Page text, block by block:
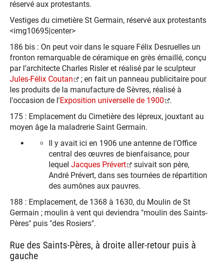
réservé aux protestants.
Vestiges du cimetière St Germain, réservé aux protestants
<img10695|center>
186 bis : On peut voir dans le square Félix Desruelles un
fronton remarquable de céramique en grès émaillé, conçu
par l’architecte Charles Risler et réalisé par le sculpteur
Jules-Félix Coutan
; en fait un panneau publicitaire pour
les produits de la manufacture de Sèvres, réalisé à
l'occasion de l'Exposition universelle de 1900
.
175 : Emplacement du Cimetière des lépreux, jouxtant au
moyen âge la maladrerie Saint Germain.
Il y avait ici en 1906 une antenne de l’Office
central des œuvres de bienfaisance, pour
lequel Jacques Prévert
suivait son père,
André Prévert, dans ses tournées de répartition
des aumônes aux pauvres.
188 : Emplacement, de 1368 à 1630, du Moulin de St
Germain ; moulin à vent qui deviendra "moulin des Saints-
Pères" puis "des Rosiers".
Rue des Saints-Pères, à droite aller-retour puis à
gauche